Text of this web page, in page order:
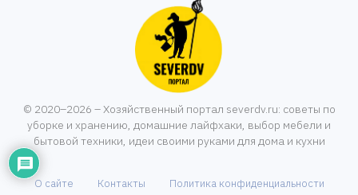
© 2020–2026 – Хозяйственный портал severdv.ru: советы по
уборке и хранению, домашние лайфхаки, выбор мебели и
бытовой техники, идеи своими руками для дома и кухни
О сайте Контакты Политика конфиденциальности